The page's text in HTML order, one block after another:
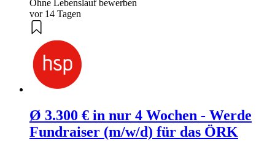
Ohne Lebenslauf bewerben
vor 14 Tagen
Ø 3.300 € in nur 4 Wochen - Werde
Fundraiser (m/w/d) für das ÖRK